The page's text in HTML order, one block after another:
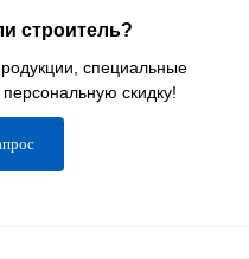
строитель?
специальные
скидку!